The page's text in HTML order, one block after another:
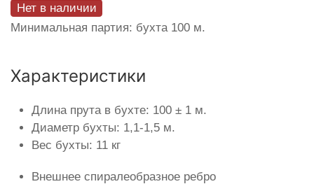
Нет в наличии
Минимальная партия: бухта 100 м.
Характеристики
Длина прута в бухте: 100 ± 1 м.
Диаметр бухты: 1,1-1,5 м.
Вес бухты: 11 кг
Внешнее спиралеобразное ребро